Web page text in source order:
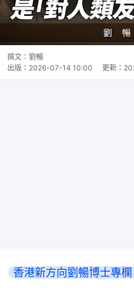
撰文： 劉暢
出版： 2026-07-14 10:00 更新：
香港新方向劉暢博士專欄